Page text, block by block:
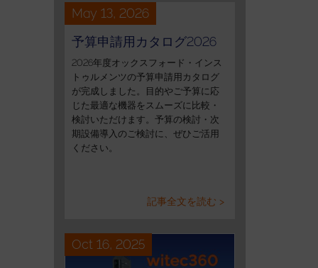
May 13, 2026
予算申請用カタログ2026
2026年度オックスフォード・インス
トゥルメンツの予算申請用カタログ
が完成しました。目的やご予算に応
じた最適な機器をスムーズに比較・
検討いただけます。予算の検討・次
期設備導入のご検討に、ぜひご活用
ください。
記事全文を読む >
Oct 16, 2025